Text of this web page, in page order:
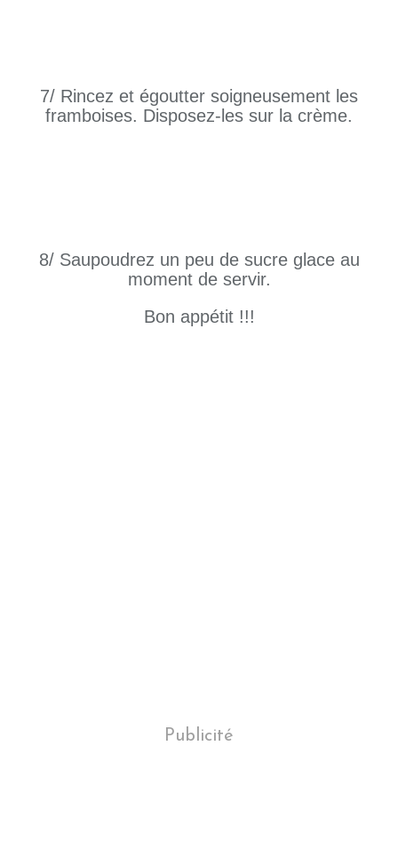
7/ Rincez et égoutter soigneusement les
framboises. Disposez-les sur la crème.
8/ Saupoudrez un peu de sucre glace au
moment de servir.
Bon appétit !!!
Publicité